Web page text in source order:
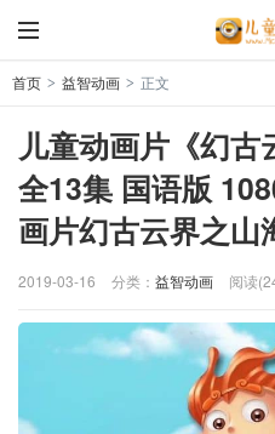
首页 > 益智动画 > 正文
儿童动画片《幻古
全13集 国语版
画片幻古云界之山
2019-03-16 分类： 益智动画 阅读